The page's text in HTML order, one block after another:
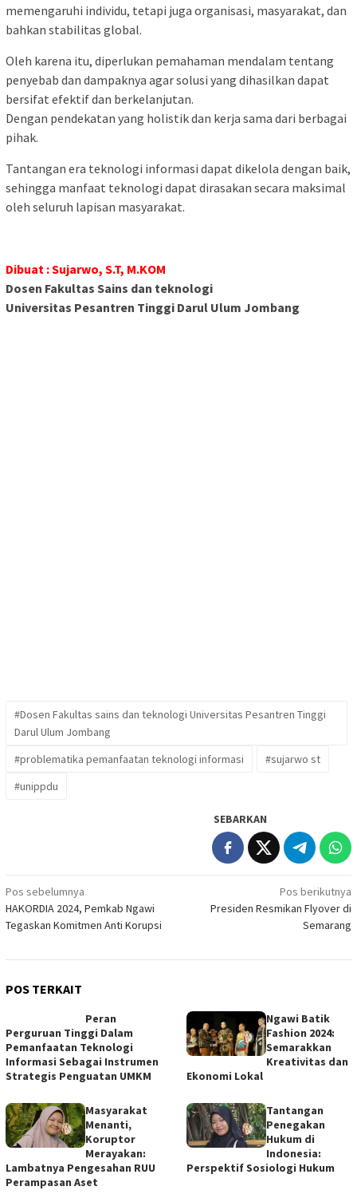
memengaruhi individu, tetapi juga organisasi, masyarakat, dan
bahkan stabilitas global.
Oleh karena itu, diperlukan pemahaman mendalam tentang
penyebab dan dampaknya agar solusi yang dihasilkan dapat
bersifat efektif dan berkelanjutan.
Dengan pendekatan yang holistik dan kerja sama dari berbagai
pihak.
Tantangan era teknologi informasi dapat dikelola dengan baik,
sehingga manfaat teknologi dapat dirasakan secara maksimal
oleh seluruh lapisan masyarakat.
Dibuat : Sujarwo, S.T, M.KOM
Dosen Fakultas Sains dan teknologi
Universitas Pesantren Tinggi Darul Ulum Jombang
#Dosen Fakultas sains dan teknologi Universitas Pesantren Tinggi
Darul Ulum Jombang
#problematika pemanfaatan teknologi informasi
#sujarwo st
#unippdu
SEBARKAN
Navigasi
pos
Pos sebelumnya
HAKORDIA 2024, Pemkab Ngawi
Tegaskan Komitmen Anti Korupsi
Pos berikutnya
Presiden Resmikan Flyover di
Semarang
POS TERKAIT
Peran
Perguruan Tinggi Dalam
Pemanfaatan Teknologi
Informasi Sebagai Instrumen
Strategis Penguatan UMKM
Ngawi Batik
Fashion 2024:
Semarakkan
Kreativitas dan
Ekonomi Lokal
Masyarakat
Menanti,
Koruptor
Merayakan:
Lambatnya Pengesahan RUU
Perampasan Aset
Tantangan
Penegakan
Hukum di
Indonesia:
Perspektif Sosiologi Hukum